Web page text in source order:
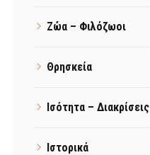
Ζώα – Φιλόζωοι
Θρησκεία
Ισότητα – Διακρίσεις
Ιστορικά